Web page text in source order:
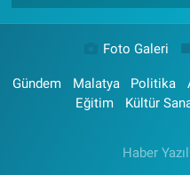
Foto Galeri
Gündem Malatya Politika
Eğitim
Kültür
Haber